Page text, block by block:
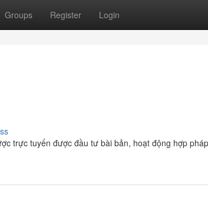
Groups Register Login
trực tuyến được đầu tư bài bản, hoạt động hợp